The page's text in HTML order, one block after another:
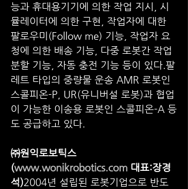
능과 휴대용기기에 의한 작업 지시, 시
뮬레이터에 의한 구현, 작업자에 대한
팔로우미(Follow me) 기능, 작업자 요
청에 의한 배송 기능, 다중 로봇간 작업
분할 기능, 자동 충전 기능 등이 있다.팔
레트 타입의 중량물 운송 AMR 로봇인
스콜피온-P, UR(유니버설 로봇)과 협업
이 가능한 이송용 로봇인 스콜피온-A 등
도 공급하고 있다.
㈜원익로보틱스
(www.wonikrobotics.com 대표:장경
석)2004년 설립된 로봇기업으로 반도